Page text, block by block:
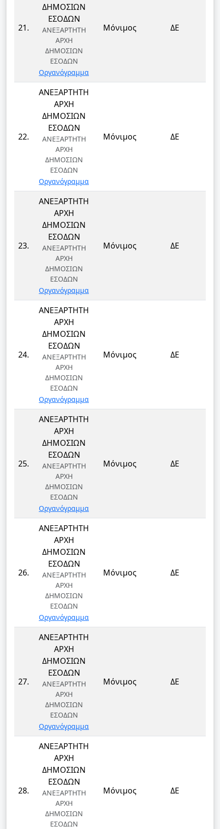
21.
ΔΗΜΟΣΙΩΝ
ΕΣΟΔΩΝ
ΑΝΕΞΑΡΤΗΤΗ
ΑΡΧΗ
ΔΗΜΟΣΙΩΝ
ΕΣΟΔΩΝ
Οργανόγραμμα
Μόνιμος ΔΕ
22.
ΑΝΕΞΑΡΤΗΤΗ
ΑΡΧΗ
ΔΗΜΟΣΙΩΝ
ΕΣΟΔΩΝ
ΑΝΕΞΑΡΤΗΤΗ
ΑΡΧΗ
ΔΗΜΟΣΙΩΝ
ΕΣΟΔΩΝ
Οργανόγραμμα
Μόνιμος ΔΕ
23.
ΑΝΕΞΑΡΤΗΤΗ
ΑΡΧΗ
ΔΗΜΟΣΙΩΝ
ΕΣΟΔΩΝ
ΑΝΕΞΑΡΤΗΤΗ
ΑΡΧΗ
ΔΗΜΟΣΙΩΝ
ΕΣΟΔΩΝ
Οργανόγραμμα
Μόνιμος ΔΕ
24.
ΑΝΕΞΑΡΤΗΤΗ
ΑΡΧΗ
ΔΗΜΟΣΙΩΝ
ΕΣΟΔΩΝ
ΑΝΕΞΑΡΤΗΤΗ
ΑΡΧΗ
ΔΗΜΟΣΙΩΝ
ΕΣΟΔΩΝ
Οργανόγραμμα
Μόνιμος ΔΕ
25.
ΑΝΕΞΑΡΤΗΤΗ
ΑΡΧΗ
ΔΗΜΟΣΙΩΝ
ΕΣΟΔΩΝ
ΑΝΕΞΑΡΤΗΤΗ
ΑΡΧΗ
ΔΗΜΟΣΙΩΝ
ΕΣΟΔΩΝ
Οργανόγραμμα
Μόνιμος ΔΕ
26.
ΑΝΕΞΑΡΤΗΤΗ
ΑΡΧΗ
ΔΗΜΟΣΙΩΝ
ΕΣΟΔΩΝ
ΑΝΕΞΑΡΤΗΤΗ
ΑΡΧΗ
ΔΗΜΟΣΙΩΝ
ΕΣΟΔΩΝ
Οργανόγραμμα
Μόνιμος ΔΕ
27.
ΑΝΕΞΑΡΤΗΤΗ
ΑΡΧΗ
ΔΗΜΟΣΙΩΝ
ΕΣΟΔΩΝ
ΑΝΕΞΑΡΤΗΤΗ
ΑΡΧΗ
ΔΗΜΟΣΙΩΝ
ΕΣΟΔΩΝ
Οργανόγραμμα
Μόνιμος ΔΕ
28.
ΑΝΕΞΑΡΤΗΤΗ
ΑΡΧΗ
ΔΗΜΟΣΙΩΝ
ΕΣΟΔΩΝ
ΑΝΕΞΑΡΤΗΤΗ
ΑΡΧΗ
ΔΗΜΟΣΙΩΝ
ΕΣΟΔΩΝ
Μόνιμος ΔΕ